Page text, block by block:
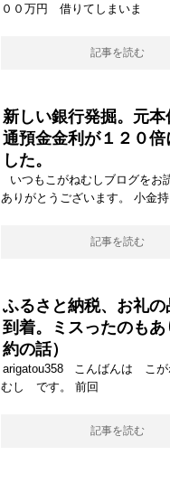
００万円 借りてしまいま
記事を読む
新しい銀行発掘。元
通預金金利が１２０倍
した。
いつもこがねむしブログをお
ありがとうございます。 小金
記事を読む
ふるさと納税、お礼の
到着。ミスったのもあ
約の話）
arigatou358 こんばんは こ
むし です。 前回
記事を読む